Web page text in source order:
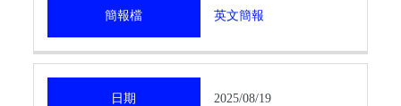
簡報檔 英文簡報
日期 2025/08/19